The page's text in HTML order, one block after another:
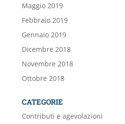
Maggio 2019
Febbraio 2019
Gennaio 2019
Dicembre 2018
Novembre 2018
Ottobre 2018
CATEGORIE
Contributi e agevolazioni